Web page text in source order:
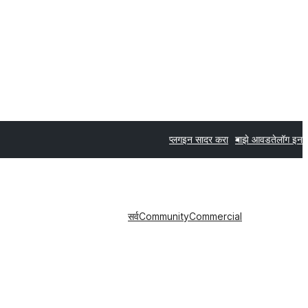
प्लगइन सादर करा माझे आवडतेलॉग इन
सर्वCommunityCommercial